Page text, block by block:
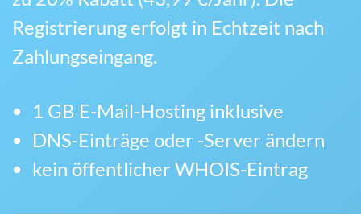
Registrierung erfolgt in Echtzeit nach
Zahlungseingang.
1 GB E-Mail-Hosting inklusive
DNS-Einträge oder -Server ändern
kein öffentlicher WHOIS-Eintrag